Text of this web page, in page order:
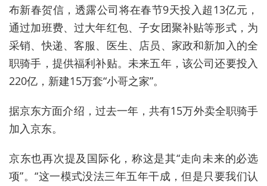
布新春贺信，透露公司将在春节9天投入超13亿元，
通过加班费、过大年红包、子女团聚补贴等形式，为
采销、快递、客服、医生、店员、家政和新加入的全
职骑手，提供福利补贴。未来五年，该公司还要投入
220亿，新建15万套“小哥之家”。
据京东方面介绍，过去一年，共有15万外卖全职骑手
加入京东。
京东也再次提及国际化，称这是其“走向未来的必选
项”。“这一模式没法三年五年干成，但是只要我们认